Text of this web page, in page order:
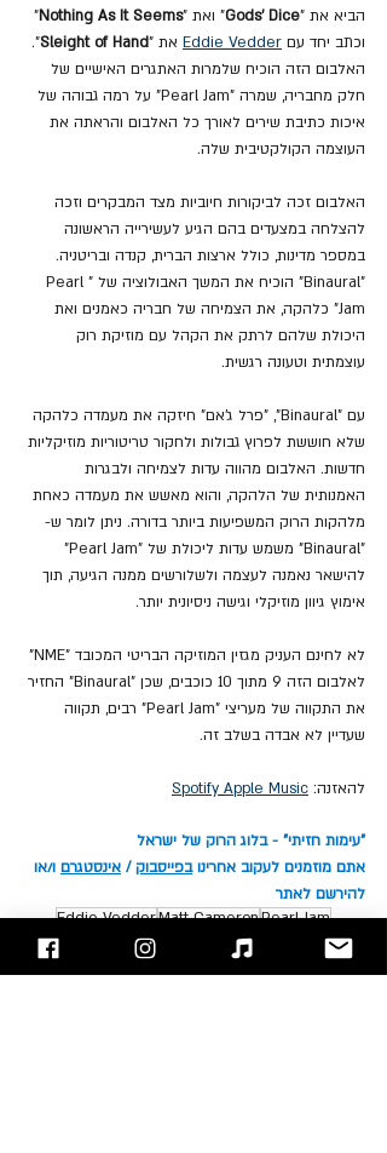
הביא את "Gods' Dice" ואת "Nothing As It Seems
"
וכתב יחד עם Eddie Vedder את "Sleight of Hand
".
האלבום הזה הוכיח שלמרות האתגרים האישיים של
חלק מחבריה, שמרה "Pearl Jam" על רמה גבוהה של
איכות כתיבת שירים לאורך כל האלבום והראתה את
העוצמה הקולקטיבית שלה.
האלבום זכה לביקורות חיוביות מצד המבקרים וזכה
להצלחה במצעדים בהם הגיע לעשירייה הראשונה
במספר מדינות, כולל ארצות הברית, קנדה ובריטניה.
"Binaural" הוכיח את המשך האבולוציה של "Pearl
Jam" כלהקה, את הצמיחה של חבריה כאמנים ואת
היכולת שלהם לרתק את הקהל עם מוזיקת רוק
עוצמתית וטעונה רגשית.
עם "Binaural", "פרל ג'אם" חיזקה את מעמדה כלהקה
שלא חוששת לפרוץ גבולות ולחקור טריטוריות מוזיקליות
חדשות. האלבום מהווה עדות לצמיחה ולבגרות
האמנותית של הלהקה, והוא מאשש את מעמדה כאחת
מלהקות הרוק המשפיעות ביותר בדורה. ניתן לומר ש-
"Binaural" משמש עדות ליכולת של "Pearl Jam"
להישאר נאמנה לעצמה ולשלורשים ממנה הגיעה, תוך
אימוץ גיוון מוזיקלי וגישה ניסיונית יותר.
לא לחינם העניק מגזין המוזיקה הבריטי המכובד "NME"
לאלבום הזה 9 מתוך 10 כוכבים, שכן "Binaural" החזיר
את התקווה של מעריצי "Pearl Jam" רבים, תקווה
שעדיין לא אבדה בשלב זה.
להאזנה: Spotify Apple Music
"עימות חזיתי" - בלוג הרוק של ישראל
אתם מוזמנים לעקוב אחרינו בפייסבוק / אינסטגרם ו/או
להירשם לאתר
Pearl Jam
Matt Cameron
Eddie Vedder
Mike McCready
Jeff Ament
Stone Gossard
סקירת אלבומים